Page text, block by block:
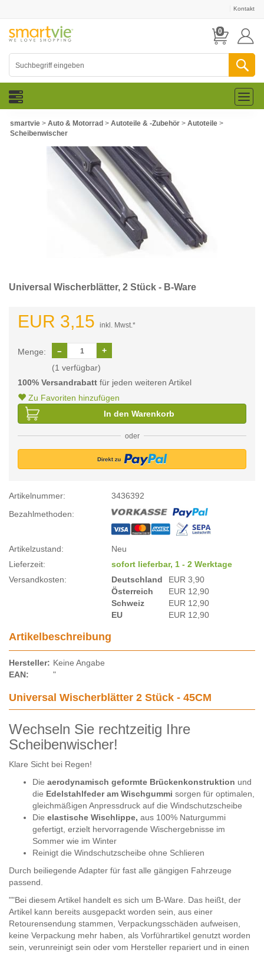
Kontakt
0
smartvie > Auto & Motorrad > Autoteile & -zubehör > Autoteile >
Scheibenwischer
Universal Wischerblätter, 2 Stück - B-Ware
EUR 3,15 inkl. Mwst.*
Menge:
(1 verfügbar)
100% Versandrabatt für jeden weiteren Artikel
Zu Favoriten hinzufügen
In den Warenkorb
oder
Artikelnummer:
3436392
Bezahlmethoden:
Artikelzustand:
Neu
Lieferzeit:
sofort lieferbar, 1 - 2 Werktage
Versandkosten:
Deutschland
EUR 3,90
Österreich
EUR 12,90
Schweiz
EUR 12,90
EU
EUR 12,90
Artikelbeschreibung
Hersteller: Keine Angabe
EAN:
"
Universal Wischerblätter 2 Stück - 45CM
Wechseln Sie rechtzeitig Ihre
Scheibenwischer!
Klare Sicht bei Regen!
Die aerodynamisch geformte Brückenkonstruktion und
die Edelstahlfeder am Wischgummi sorgen für optimalen,
gleichmäßigen Anpressdruck auf die Windschutzscheibe
Die elastische Wischlippe, aus 100% Naturgummi
gefertigt, erzielt hervorragende Wischergebnisse im
Sommer wie im Winter
Reinigt die Windschutzscheibe ohne Schlieren
Durch beiliegende Adapter für fast alle gängigen Fahrzeuge
passend.
""Bei diesem Artikel handelt es sich um B-Ware. Das heißt, der
Artikel kann bereits ausgepackt worden sein, aus einer
Retourensendung stammen, Verpackungsschäden aufweisen,
keine Verpackung mehr haben, als Vorführartikel genutzt worden
sein, verunreinigt sein oder vom Hersteller repariert und in einen